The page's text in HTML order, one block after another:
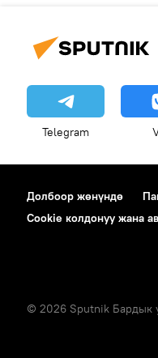
Telegram
Долбоор жөнүндө
Cookie колдонуу жана
© 2026 Sputnik Бардык